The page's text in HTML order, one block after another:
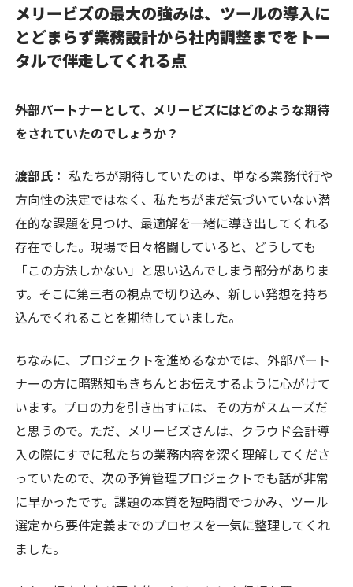
メリービズの最大の強みは、ツールの導入に
とどまらず業務設計から社内調整までをトー
タルで伴走してくれる点
――外部パートナーとして、メリービズにはどのような期待
をされていたのでしょうか？
渡部氏： 私たちが期待していたのは、単なる業務代行や
方向性の決定ではなく、私たちがまだ気づいていない潜
在的な課題を見つけ、最適解を一緒に導き出してくれる
存在でした。現場で日々格闘していると、どうしても
「この方法しかない」と思い込んでしまう部分がありま
す。そこに第三者の視点で切り込み、新しい発想を持ち
込んでくれることを期待していました。
ちなみに、プロジェクトを進めるなかでは、外部パート
ナーの方に暗黙知もきちんとお伝えするように心がけて
います。プロの力を引き出すには、その方がスムーズだ
と思うので。ただ、メリービズさんは、クラウド会計導
入の際にすでに私たちの業務内容を深く理解してくださ
っていたので、次の予算管理プロジェクトでも話が非常
に早かったです。課題の本質を短時間でつかみ、ツール
選定から要件定義までのプロセスを一気に整理してくれ
ました。